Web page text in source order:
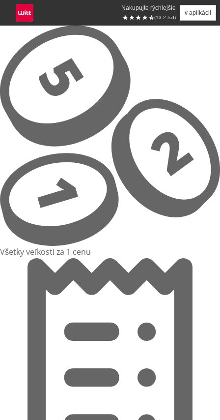
Nakupujte rýchlejšie
(13.2 tsd)
v aplikácii
Prejsť na hlavný obsah
Všetky veľkosti za 1 cenu